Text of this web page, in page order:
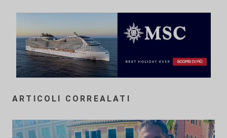
ARTICOLI CORREALATI